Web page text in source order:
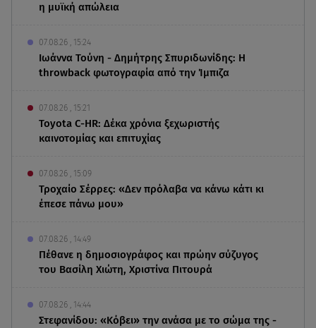
η μυϊκή απώλεια
07.08.26 , 15:24
Ιωάννα Τούνη - Δημήτρης Σπυριδωνίδης: Η
throwback φωτογραφία από την Ίμπιζα
07.08.26 , 15:21
Toyota C-HR: Δέκα χρόνια ξεχωριστής
καινοτομίας και επιτυχίας
07.08.26 , 15:09
Τροχαίο Σέρρες: «Δεν πρόλαβα να κάνω κάτι κι
έπεσε πάνω μου»
07.08.26 , 14:49
Πέθανε η δημοσιογράφος και πρώην σύζυγος
του Βασίλη Χιώτη, Χριστίνα Πιτουρά
07.08.26 , 14:44
Στεφανίδου: «Κόβει» την ανάσα με το σώμα της -